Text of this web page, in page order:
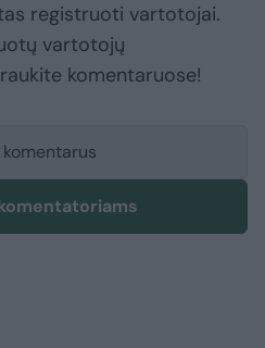
registruoti vartotojai.
vartotojų
komentaruose!